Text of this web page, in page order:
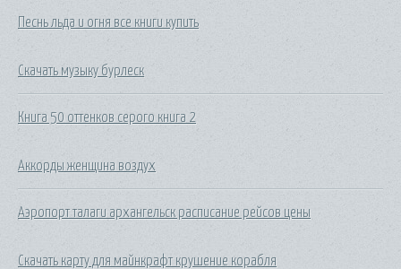
Песнь льда и огня все книги купить
Скачать музыку бурлеск
Книга 50 оттенков серого книга 2
Аккорды женщина воздух
Аэропорт талаги архангельск расписание рейсов цены
Скачать карту для майнкрафт крушение корабля